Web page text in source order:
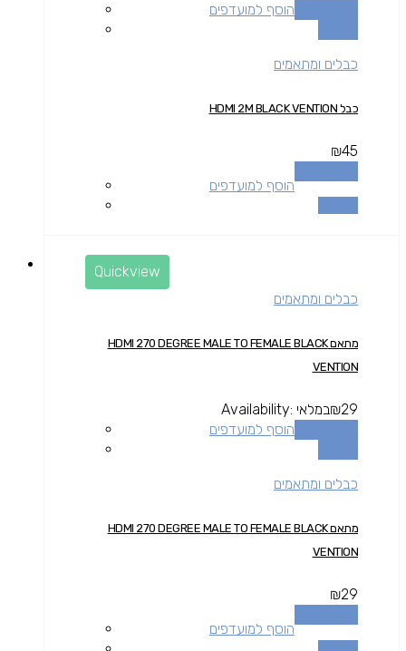
הוסף למועדפים
כבלים ומתאמים
כבל HDMI 2M BLACK VENTION
₪45
הוסף למועדפים
Quickview
כבלים ומתאמים
מתאם HDMI 270 DEGREE MALE TO FEMALE BLACK
VENTION
₪29
Availability: במלאי
הוסף למועדפים
כבלים ומתאמים
מתאם HDMI 270 DEGREE MALE TO FEMALE BLACK
VENTION
₪29
הוסף למועדפים